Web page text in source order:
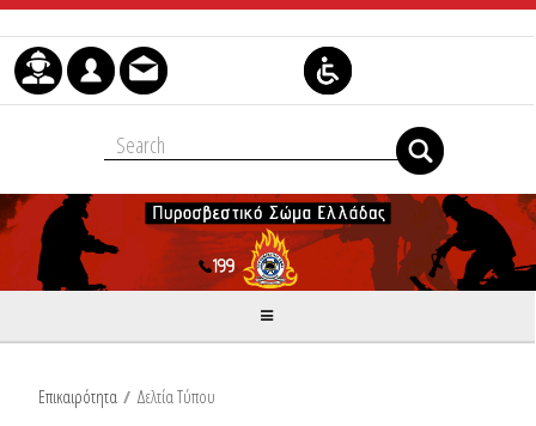
Μετάβαση στο περιεχόμενο
Επικαιρότητα / Δελτία Τύπου